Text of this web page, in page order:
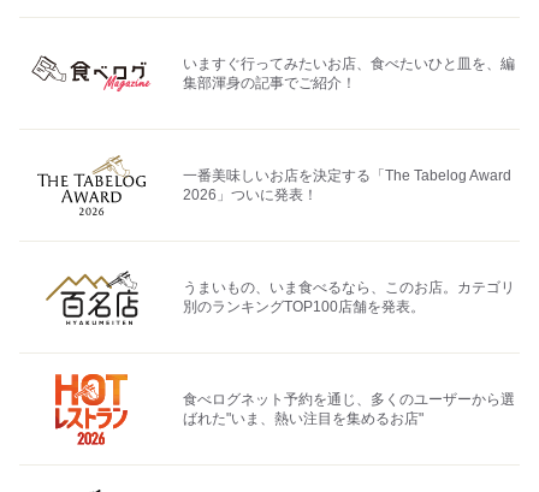
いますぐ行ってみたいお店、食べたいひと皿を、編
集部渾身の記事でご紹介！
一番美味しいお店を決定する「The Tabelog Award
2026」ついに発表！
うまいもの、いま食べるなら、このお店。カテゴリ
別のランキングTOP100店舗を発表。
食べログネット予約を通じ、多くのユーザーから選
ばれた"いま、熱い注目を集めるお店"